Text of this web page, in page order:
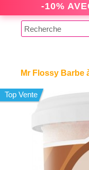
-10%
Mr Flossy Barbe
Top Vente